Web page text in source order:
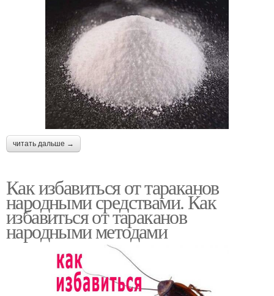
читать дальше →
Как избавиться от тараканов
народными средствами. Как
избавиться от тараканов
народными методами